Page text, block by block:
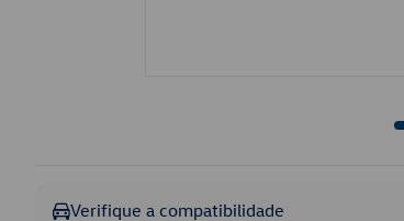
Verifique a compatibilidade